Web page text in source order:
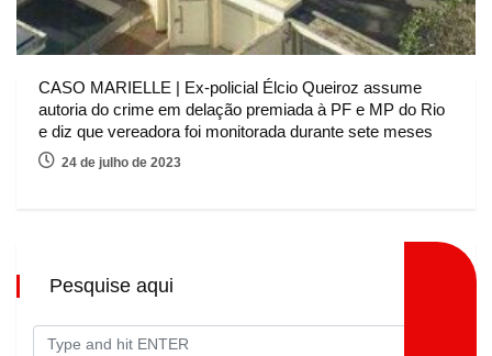
CASO MARIELLE | Ex-policial Élcio Queiroz assume
autoria do crime em delação premiada à PF e MP do Rio
e diz que vereadora foi monitorada durante sete meses
24 de julho de 2023
Pesquise aqui